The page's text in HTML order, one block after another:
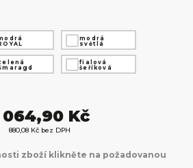
modrá
světlá
fialová
šeříková
064,90 Kč
880,08 Kč bez DPH
zboží klikněte na požadovanou